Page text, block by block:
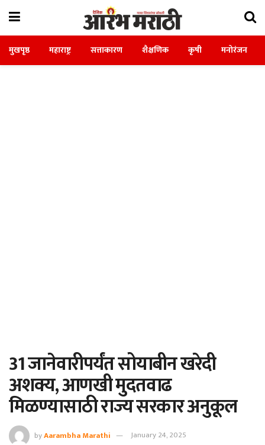
मुखपृष्ठ महाराष्ट्र सत्ताकारण शैक्षणिक कृषी मनोरंजन
31 जानेवारीपर्यंत सोयाबीन खरेदी
अशक्य, आणखी मुदतवाढ
मिळण्यासाठी राज्य सरकार अनुकूल
byAarambha Marathi January 24, 2025